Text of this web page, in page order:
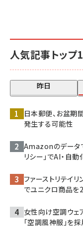
人気記事トップ
昨日
日本郵便、お盆期
発生する可能性
Amazonのデータ
リシー」でAI・自
ファーストリテイ
でユニクロ商品を
女性向け空調ウェ
「空調風神服」を採